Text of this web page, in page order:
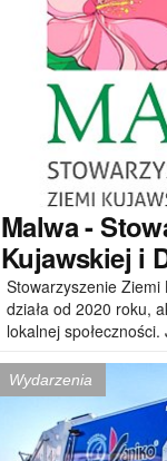
Malwa-
Kujawskiej i
Stowarzyszenie Ziemi
działa od 2020 roku,
lokalnej społeczności.
Wydarzenia